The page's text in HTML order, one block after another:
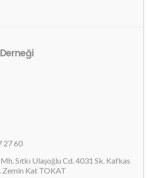
27 60
Sıtkı Ulaşoğlu Cd. 4031 Sk. Kafkas
Zemin Kat TOKAT